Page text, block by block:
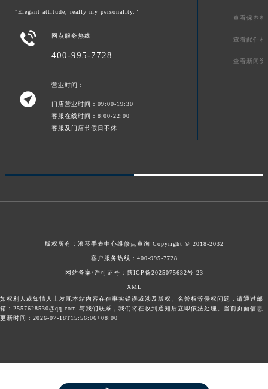
"Elegant attitude, really my personality.”
 网点服务热线
400-995-7728

营业时间：
门店营业时间：09:00-19:30
客服在线时间：8:00-22:00
客服及门店节假日不休
查看保养相
查看配件相
查看新闻资
版权所有： 浪琴手表中心维修点查询 Copyright © 2018-2032
客户服务热线： 400-995-7728
网站备案/许可证号：陕ICP备2025075632号-23
XML
如权利人或知情人士发现本站内容存在事实错误或涉及版权、名誉权等侵权问题，请通过邮
箱：2557628530@qq.com 与我们联系，我们将在收到通知后立即依法处理。当前页面信息
更新时间：2026-07-18T15:56:06+08:00